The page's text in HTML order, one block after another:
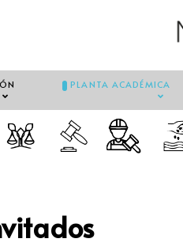
PLANTA ACADÉMICA